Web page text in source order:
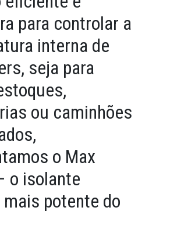
para controlar a
interna de
seja para
ou caminhões
o Max
o isolante
potente do